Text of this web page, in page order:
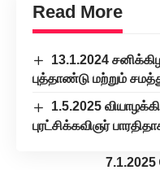
Read More
13.1.2024
புத்தாண்டு மற்றும்
1.5.2025
புரட்சிக்கவிஞர்